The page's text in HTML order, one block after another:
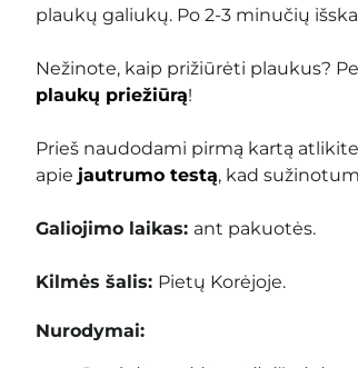
plaukų galiukų. Po 2-3 minučių
Nežinote, kaip prižiūrėti plaukus?
plaukų priežiūrą!
Prieš naudodami pirmą kartą
apie jautrumo testą, kad
Galiojimo laikas: ant pakuotės.
Kilmės šalis: Pietų Korėjoje.
Nurodymai: